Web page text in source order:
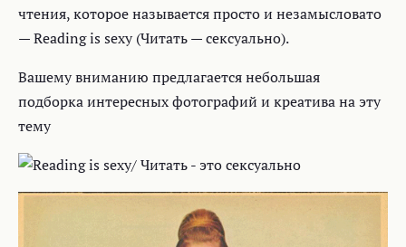
чтения, которое называется просто и незамысловато
— Reading is sexy (Читать — сексуально).
Вашему вниманию предлагается небольшая
подборка интересных фотографий и креатива на эту
тему